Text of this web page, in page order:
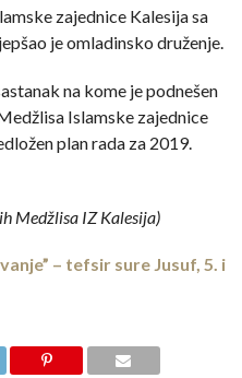
zajednice Kalesija sa
je omladinsko druženje.
na kome je podnešen
Islamske zajednice
plan rada za 2019.
Medžlisa IZ Kalesija)
– tefsir sure Jusuf, 5. i